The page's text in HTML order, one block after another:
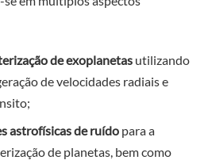
de exoplanetas utilizando
de velocidades radiais e
astrofísicas de ruído para a
de planetas, bem como